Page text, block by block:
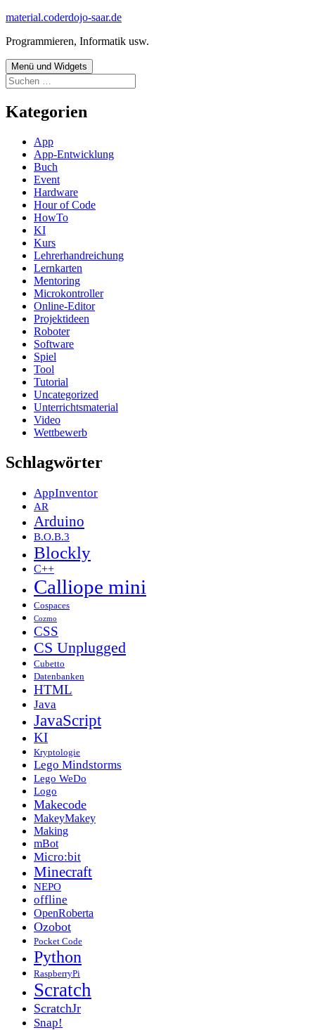
Zum
springen
material.coderdojo-saar.de
Programmieren, Informatik usw.
Menü und Widgets
Suchen
nach:
Kategorien
App
App-Entwicklung
Buch
Event
Hardware
Hour of Code
HowTo
KI
Kurs
Lehrerhandreichung
Lernkarten
Mentoring
Microkontroller
Online-Editor
Projektideen
Roboter
Software
Spiel
Tool
Tutorial
Uncategorized
Unterrichtsmaterial
Video
Wettbewerb
Schlagwörter
AppInventor
AR
Arduino
B.O.B.3
Blockly
C++
Calliope mini
Cospaces
Cozmo
CSS
CS Unplugged
Cubetto
Datenbanken
HTML
Java
JavaScript
KI
Kryptologie
Lego Mindstorms
Lego WeDo
Logo
Makecode
MakeyMakey
Making
mBot
Micro:bit
Minecraft
NEPO
offline
OpenRoberta
Ozobot
Pocket Code
Python
RaspberryPi
Scratch
ScratchJr
Snap!